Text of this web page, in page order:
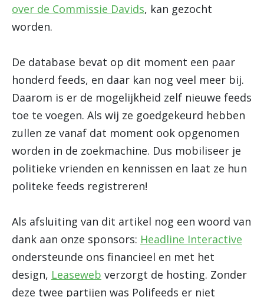
over de Commissie Davids, kan gezocht
worden.
De database bevat op dit moment een paar
honderd feeds, en daar kan nog veel meer bij.
Daarom is er de mogelijkheid zelf nieuwe feeds
toe te voegen. Als wij ze goedgekeurd hebben
zullen ze vanaf dat moment ook opgenomen
worden in de zoekmachine. Dus mobiliseer je
politieke vrienden en kennissen en laat ze hun
politeke feeds registreren!
Als afsluiting van dit artikel nog een woord van
dank aan onze sponsors: Headline Interactive
ondersteunde ons financieel en met het
design, Leaseweb verzorgt de hosting. Zonder
deze twee partijen was Polifeeds er niet